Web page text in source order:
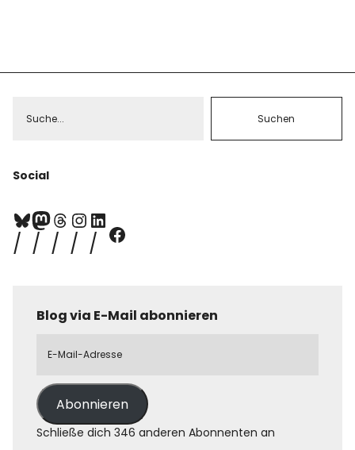
Social
Blog via E-Mail abonnieren
Abonnieren
Schließe dich 346 anderen Abonnenten an